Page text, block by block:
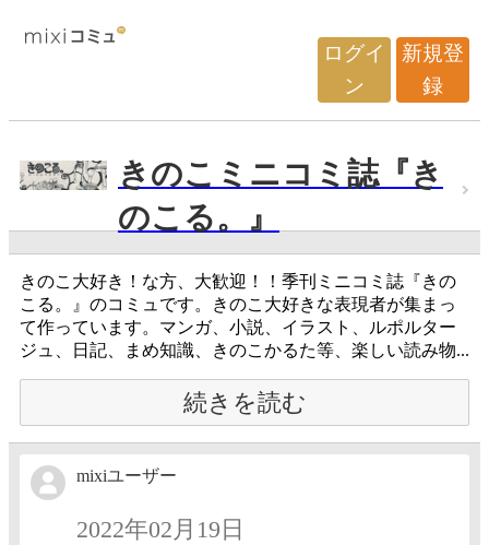
ログイ
ン
新規登
録
きのこミニコミ誌『き
のこる。』
きのこ大好き！な方、大歓迎！！季刊ミニコミ誌『きの
こる。』のコミュです。きのこ大好きな表現者が集まっ
て作っています。マンガ、小説、イラスト、ルポルター
ジュ、日記、まめ知識、きのこかるた等、楽しい読み物...
続きを読む
mixiユーザー
2022年02月19日